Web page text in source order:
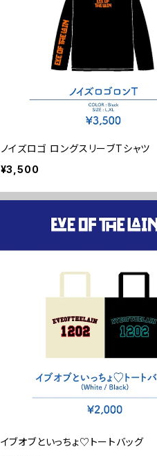
ノイズロゴ ロングスリーブTシャツ
¥3,500
イブオブといっちょ♡トートバッグ